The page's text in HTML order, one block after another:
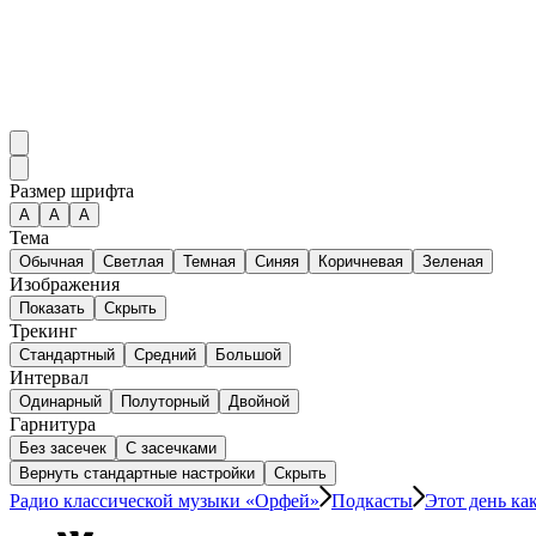
Размер шрифта
А A A
Тема
Обычная Светлая Темная Синяя Коричневая Зеленая
Изображения
Показать Скрыть
Трекинг
Стандартный Средний Большой
Интервал
Одинарный Полуторный Двойной
Гарнитура
Без засечек
С засечками
Вернуть стандартные настройки
Скрыть
Радио классической музыки «Орфей» Подкасты Этот день